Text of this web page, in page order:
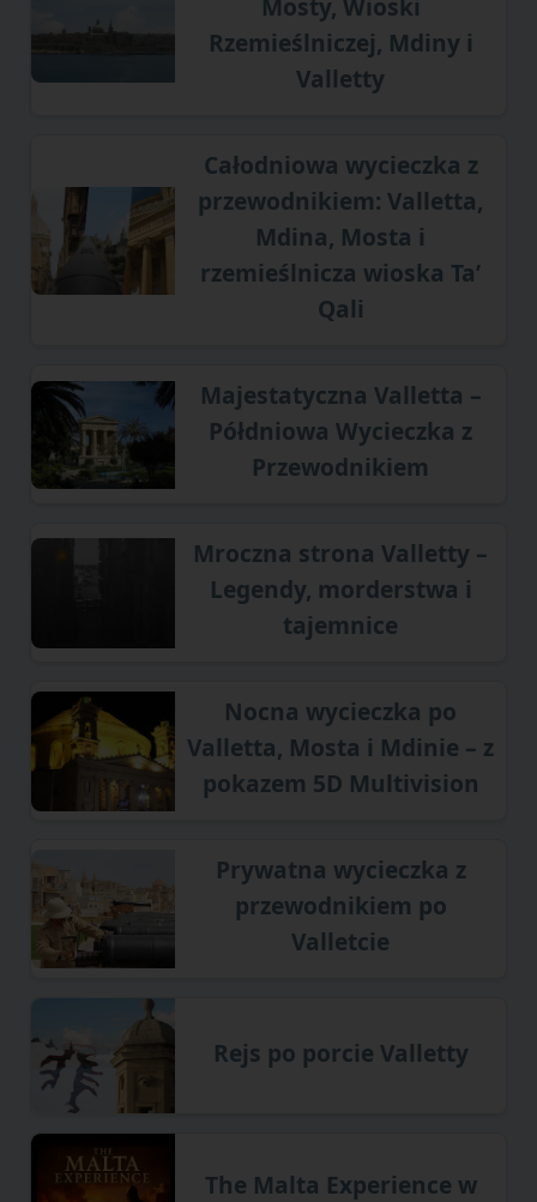
Mosty, Wioski
Rzemieślniczej, Mdiny i
Valletty
Całodniowa wycieczka z
przewodnikiem: Valletta,
Mdina, Mosta i
rzemieślnicza wioska Ta’
Qali
Majestatyczna Valletta –
Półdniowa Wycieczka z
Przewodnikiem
Mroczna strona Valletty –
Legendy, morderstwa i
tajemnice
Nocna wycieczka po
Valletta, Mosta i Mdinie – z
pokazem 5D Multivision
Prywatna wycieczka z
przewodnikiem po
Valletcie
Rejs po porcie Valletty
The Malta Experience w